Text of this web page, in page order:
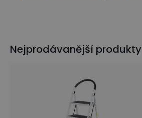
Nejprodávanější produkty